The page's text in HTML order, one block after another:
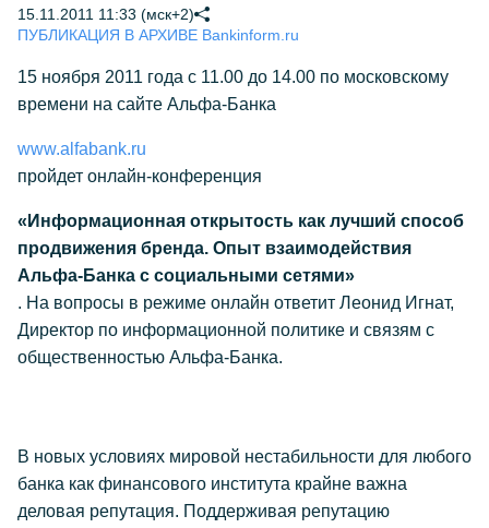
15.11.2011 11:33 (мск+2)
ПУБЛИКАЦИЯ В АРХИВЕ Bankinform.ru
15 ноября 2011 года с 11.00 до 14.00 по московскому
времени на сайте Альфа-Банка
www.alfabank.ru
пройдет онлайн-конференция
«Информационная открытость как лучший способ
продвижения бренда. Опыт взаимодействия
Альфа-Банка с социальными сетями»
. На вопросы в режиме онлайн ответит Леонид Игнат,
Директор по информационной политике и связям с
общественностью Альфа-Банка.
В новых условиях мировой нестабильности для любого
банка как финансового института крайне важна
деловая репутация. Поддерживая репутацию